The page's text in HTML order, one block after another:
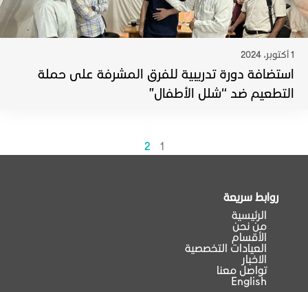
1 أكتوبر، 2024
استضافة دورة تدريبية للفرق المشرفة على حملة
التطعيم ضد “شلل الأطفال”
1
2
روابط سريعة
الرئيسية
من نحن
الأقسام
العيادات التخصصية
الاخبار
تواصل معنا
English